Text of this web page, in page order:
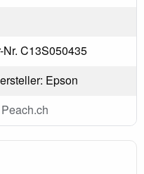
Nr. C13S050435
Epson